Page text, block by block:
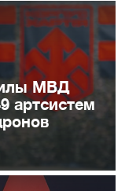
МВД
артсистем